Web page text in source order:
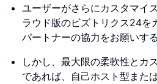
ユーザーがさらにカスタマイ
ラウド版のビズトリクス24を
パートナーの協力をお願いす
しかし、最大限の柔軟性とカ
であれば、自己ホスト型また